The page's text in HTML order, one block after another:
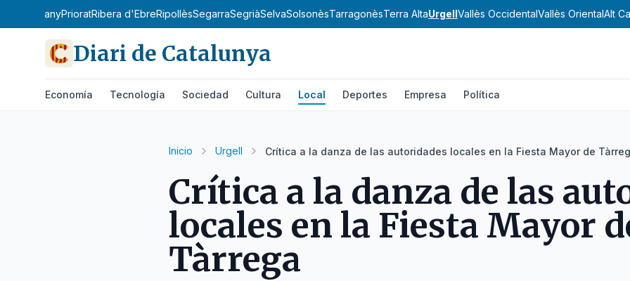
de l'EstanyPrioratRibera d'EbreRipollèsSegarraSegriàSelvaSolsonèsTarragonèsTerra AltaUrgellVallès OccidentalVallès OrientalAlt
Diari de Catalunya
Economía Tecnología Sociedad Cultura Local Deportes Empresa Política
Inicio Urgell Crítica a la danza de las autoridades locales en la Fiesta Mayor de
Crítica a la danza de las
locales en la Fiesta Mayor
Tàrrega